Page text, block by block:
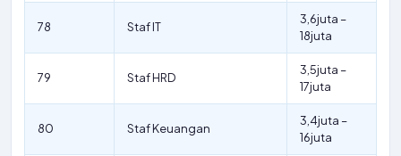
78 Staf IT
3,6juta –
18juta
79 Staf HRD
3,5juta –
17juta
80 Staf Keuangan
3,4juta –
16juta